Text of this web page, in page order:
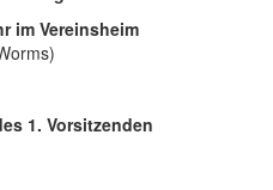
im Vereinsheim
1. Vorsitzenden